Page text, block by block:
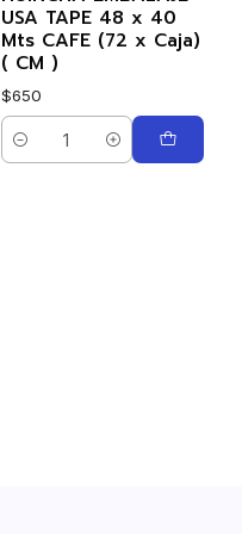
USA TAPE 48 x 40
Mts CAFE (72 x Caja)
( CM )
$650
Cantidad